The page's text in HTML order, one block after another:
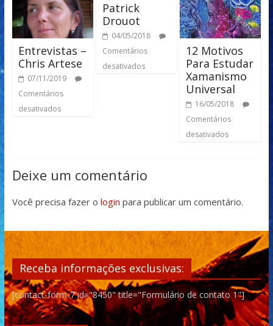
Entrevistas –
Chris Artese
07/11/2019
Comentários
desativados
Patrick
Drouot
04/05/2018
Comentários
desativados
12 Motivos
Para Estudar
Xamanismo
Universal
16/05/2018
Comentários
desativados
Deixe um comentário
Você precisa fazer o login para publicar um comentário.
Receba informações exclusivas:
[contact-form-7 id="8450" title="Formulário de contato 1"]